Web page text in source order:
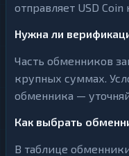
отправляет USD
Нужна ли
Часть обменников
крупных суммах.
обменника —
Как выбрать
В таблице